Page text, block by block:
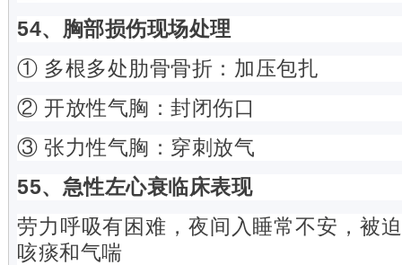
54、胸部损伤现场处理
① 多根多处肋骨骨折：加压包扎
② 开放性气胸：封闭伤口
③ 张力性气胸：穿刺放气
55、急性左心衰临床表现
劳力呼吸有困难，夜间入睡常不安，被
咳痰和气喘